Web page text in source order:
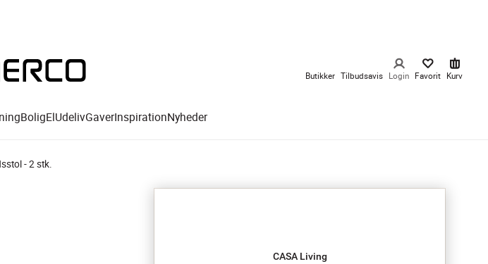
Butikker Tilbudsavis Login Favorit Kurv
BoligElUdelivGaverInspirationNyheder
- 2 stk.
CASA Living